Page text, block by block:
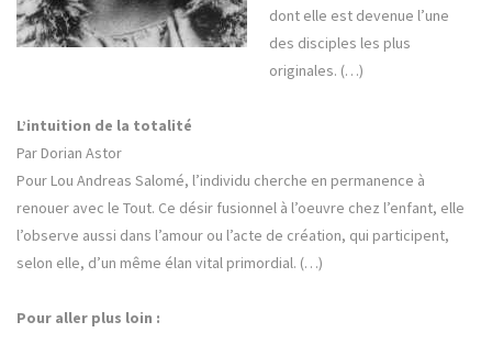
dont elle est devenue l’une
des disciples les plus
originales. (…)
L’intuition de la totalité
Par Dorian Astor
Pour Lou Andreas Salomé, l’individu cherche en permanence à
renouer avec le Tout. Ce désir fusionnel à l’oeuvre chez l’enfant, elle
l’observe aussi dans l’amour ou l’acte de création, qui participent,
selon elle, d’un même élan vital primordial. (…)
Pour aller plus loin :